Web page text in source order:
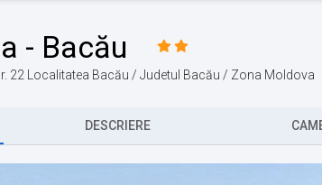
- Bacău
22 Localitatea Bacău / Judetul Bacău / Zona Moldova
DESCRIERE